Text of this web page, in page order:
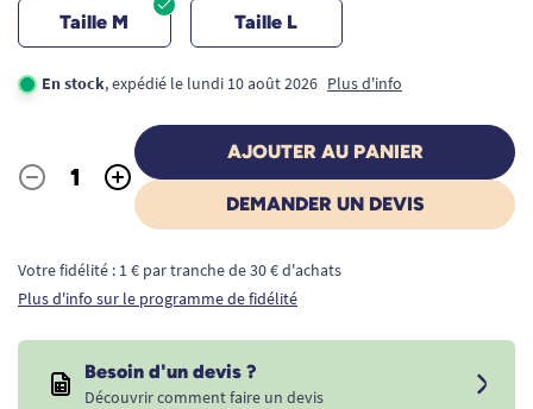
Taille M Taille L
En stock, expédié le lundi 10 août 2026 Plus d'info
Quantité
- +
AJOUTER AU PANIER
DEMANDER UN DEVIS
Votre fidélité : 1 € par tranche de 30 € d'achats
Plus d'info sur le programme de fidélité
Besoin d'un devis ?
Découvrir comment faire un devis